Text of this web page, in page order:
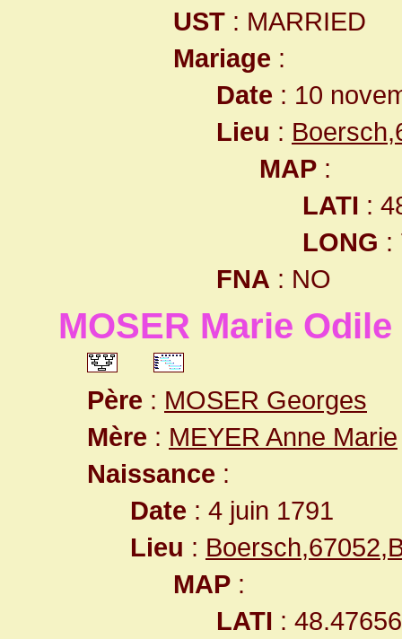
UST : MARRIED
Mariage :
Date : 10
Lieu :
MAP :
LATI :
LONG :
FNA : NO
MOSER Marie Odile
Père : MOSER Georges
Mère : MEYER Anne Marie
Naissance :
Date : 4 juin 1791
Lieu :
MAP :
LATI :